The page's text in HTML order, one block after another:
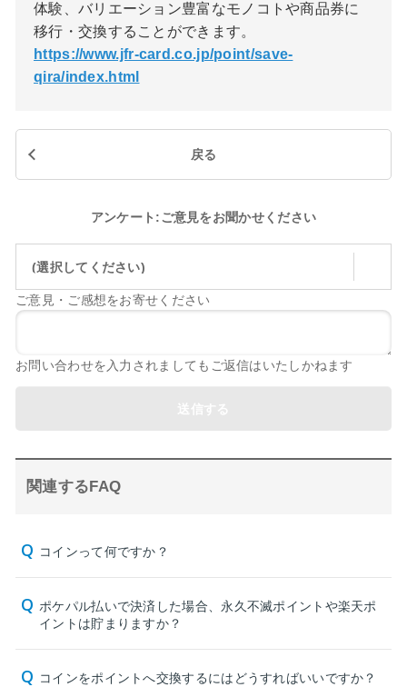
体験、バリエーション豊富なモノコトや商品券に
移行・交換することができます。
https://www.jfr-card.co.jp/point/save-
qira/index.html
戻る
アンケート:ご意見をお聞かせください
(選択してください)
ご意見・ご感想をお寄せください
お問い合わせを入力されましてもご返信はいたしかねます
関連するFAQ
コインって何ですか？
ポケパル払いで決済した場合、永久不滅ポイントや楽天ポ
イントは貯まりますか？
コインをポイントへ交換するにはどうすればいいですか？